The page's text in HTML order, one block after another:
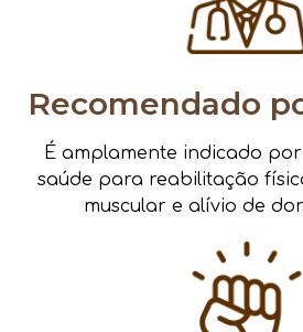
Recomendado
É amplamente indicado
saúde para reabilitação
muscular e alívio de